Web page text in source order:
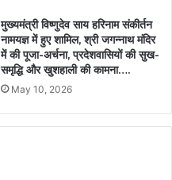
मुख्यमंत्री विष्णुदेव साय हरिनाम संकीर्तन
नामयज्ञ में हुए शामिल, श्री जगन्नाथ मंदिर
में की पूजा-अर्चना, प्रदेशवासियों की सुख-
समृद्धि और खुशहाली की कामना….
May 10, 2026